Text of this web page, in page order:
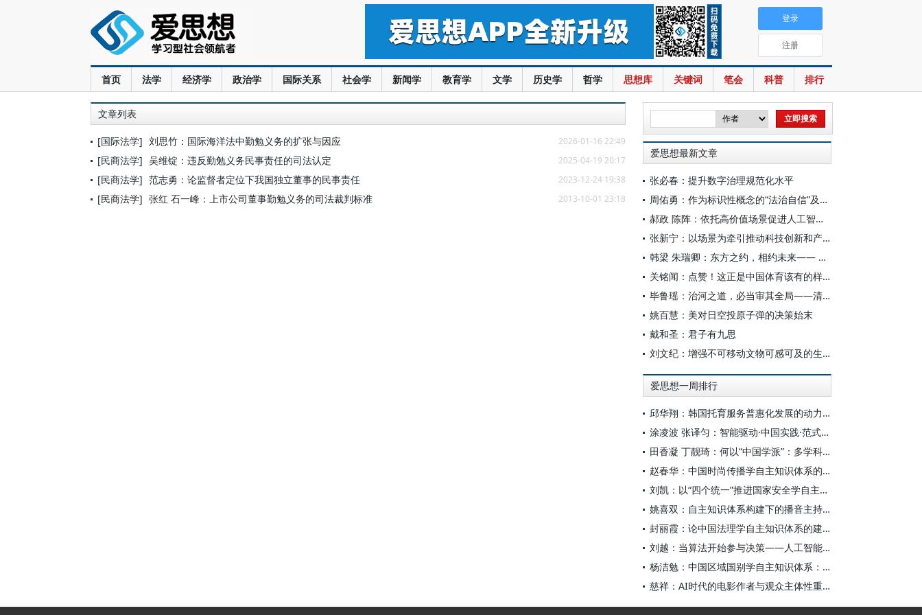
首页 法学 经济学 政治学 国际关系 社会学 新闻学 教育学 文学 历史学 哲学 思想库 关键词 笔会 科普 排行
登录
注册
文章列表
[国际法学] 刘思竹：国际海洋法中勤勉义务的扩张与因应 2026-01-16 22:49
[民商法学] 吴维锭：违反勤勉义务民事责任的司法认定 2025-04-19 20:17
[民商法学] 范志勇：论监督者定位下我国独立董事的民事责任 2023-12-24 19:38
[民商法学] 张红 石一峰：上市公司董事勤勉义务的司法裁判标准 2013-10-01 23:18
爱思想最新文章
张必春：提升数字治理规范化水平
周佑勇：作为标识性概念的“法治自信”及其时代意蕴
郝政 陈阵：依托高价值场景促进人工智能高质量数据集建设
张新宁：以场景为牵引推动科技创新和产业创新深度融合
韩梁 朱瑞卿：东方之约，相约未来—— 中国元首外交的世界情怀与大国气派
关铭闻：点赞！这正是中国体育该有的样子
毕鲁瑶：治河之道，必当审其全局——清代靳辅的治水理念与实践
姚百慧：美对日空投原子弹的决策始末
戴和圣：君子有九思
刘文纪：增强不可移动文物可感可及的生命力
爱思想一周排行
邱华翔：韩国托育服务普惠化发展的动力机制、制度路径与政策效应
涂凌波 张译匀：智能驱动·中国实践·范式创新：“构建中国新闻传播学自主知识体系”专题研讨会综述
田香凝 丁靓琦：何以“中国学派”：多学科视野下中国特色新闻传播学建设的研究
赵春华：中国时尚传播学自主知识体系的内在逻辑与实践路径
刘凯：以“四个统一”推进国家安全学自主知识体系构建
姚喜双：自主知识体系构建下的播音主持高等专业教育研究
封丽霞：论中国法理学自主知识体系的建构
刘越：当算法开始参与决策——人工智能重塑全球治理的底层逻辑
杨洁勉：中国区域国别学自主知识体系：本原、借鉴和建构
慈祥：AI时代的电影作者与观众主体性重构